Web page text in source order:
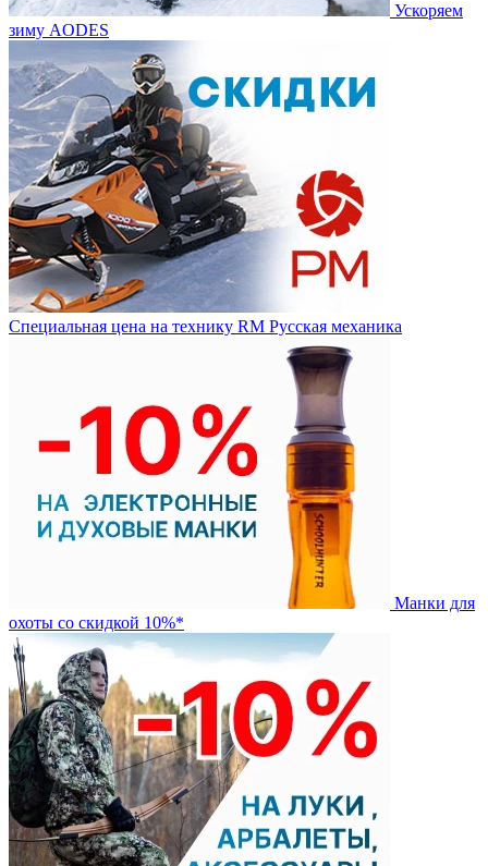
Ускоряем
зиму AODES
Специальная цена на технику RM Русская механика
Манки для
охоты со скидкой 10%*